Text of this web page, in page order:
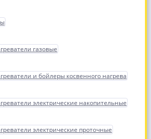
газовые
и бойлеры косвенного нагрева
электрические накопительные
электрические проточные